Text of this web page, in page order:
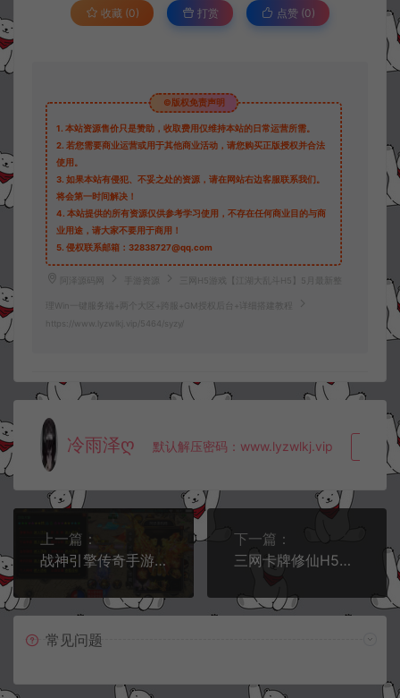
收藏 (0) 打赏 点赞 (0)
©版权免责声明
1. 本站资源售价只是赞助，收取费用仅维持本站的日常运营所需。
2. 若您需要商业运营或用于其他商业活动，请您购买正版授权并合法
使用。
3. 如果本站有侵犯、不妥之处的资源，请在网站右边客服联系我们。
将会第一时间解决！
4. 本站提供的所有资源仅供参考学习使用，不存在任何商业目的与商
业用途，请大家不要用于商用！
5. 侵权联系邮箱：32838727@qq.com
阿泽源码网 手游资源 三网H5游戏【江湖大乱斗H5】5月最新整
理Win一键服务端+两个大区+跨服+GM授权后台+详细搭建教程
https://www.lyzwlkj.vip/5464/syzy/
冷雨泽ღ 默认解压密码：www.lyzwlkj.vip 复
上一篇：
战神引擎传奇手游【潘月精品】5月最新整理Win半手工服务端+新时装+多土城+多活动+攻速+充值后台+安卓+详细搭建教程
下一篇：
三网卡牌修仙H5【画仙传说之剑决天下】5月最新整理Win一键服务端+运营后台+CDK后台+详细搭建教程
常见问题